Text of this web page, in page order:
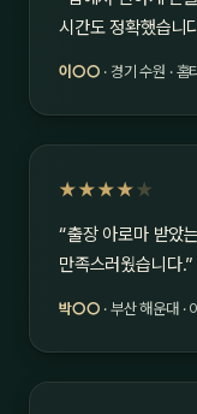
시간도 정확했습니
이○○ · 경기 수원 · 홈
★★★★ ★
“출장 아로마 받았
만족스러웠습니다.”
박○○ · 부산 해운대 ·